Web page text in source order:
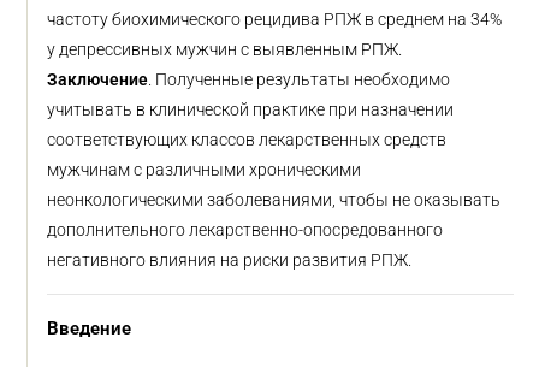
частоту биохимического рецидива РПЖ в среднем на 34%
у депрессивных мужчин с выявленным РПЖ.
Заключение . Полученные результаты необходимо
учитывать в клинической практике при назначении
соответствующих классов лекарственных средств
мужчинам с различными хроническими
неонкологическими заболеваниями, чтобы не оказывать
дополнительного лекарственно-опосредованного
негативного влияния на риски развития РПЖ.
Введение